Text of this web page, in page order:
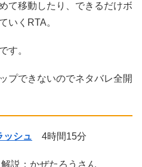
て移動したり、できるだけボ
いくRTA。
す。
プできないのでネタバレ全開
ッシュ 4時間15分
説：かぜたろうさん